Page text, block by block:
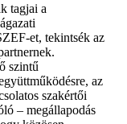
tagjai a
et, tekintsék az
szintű
az
szakértői
– megállapodás